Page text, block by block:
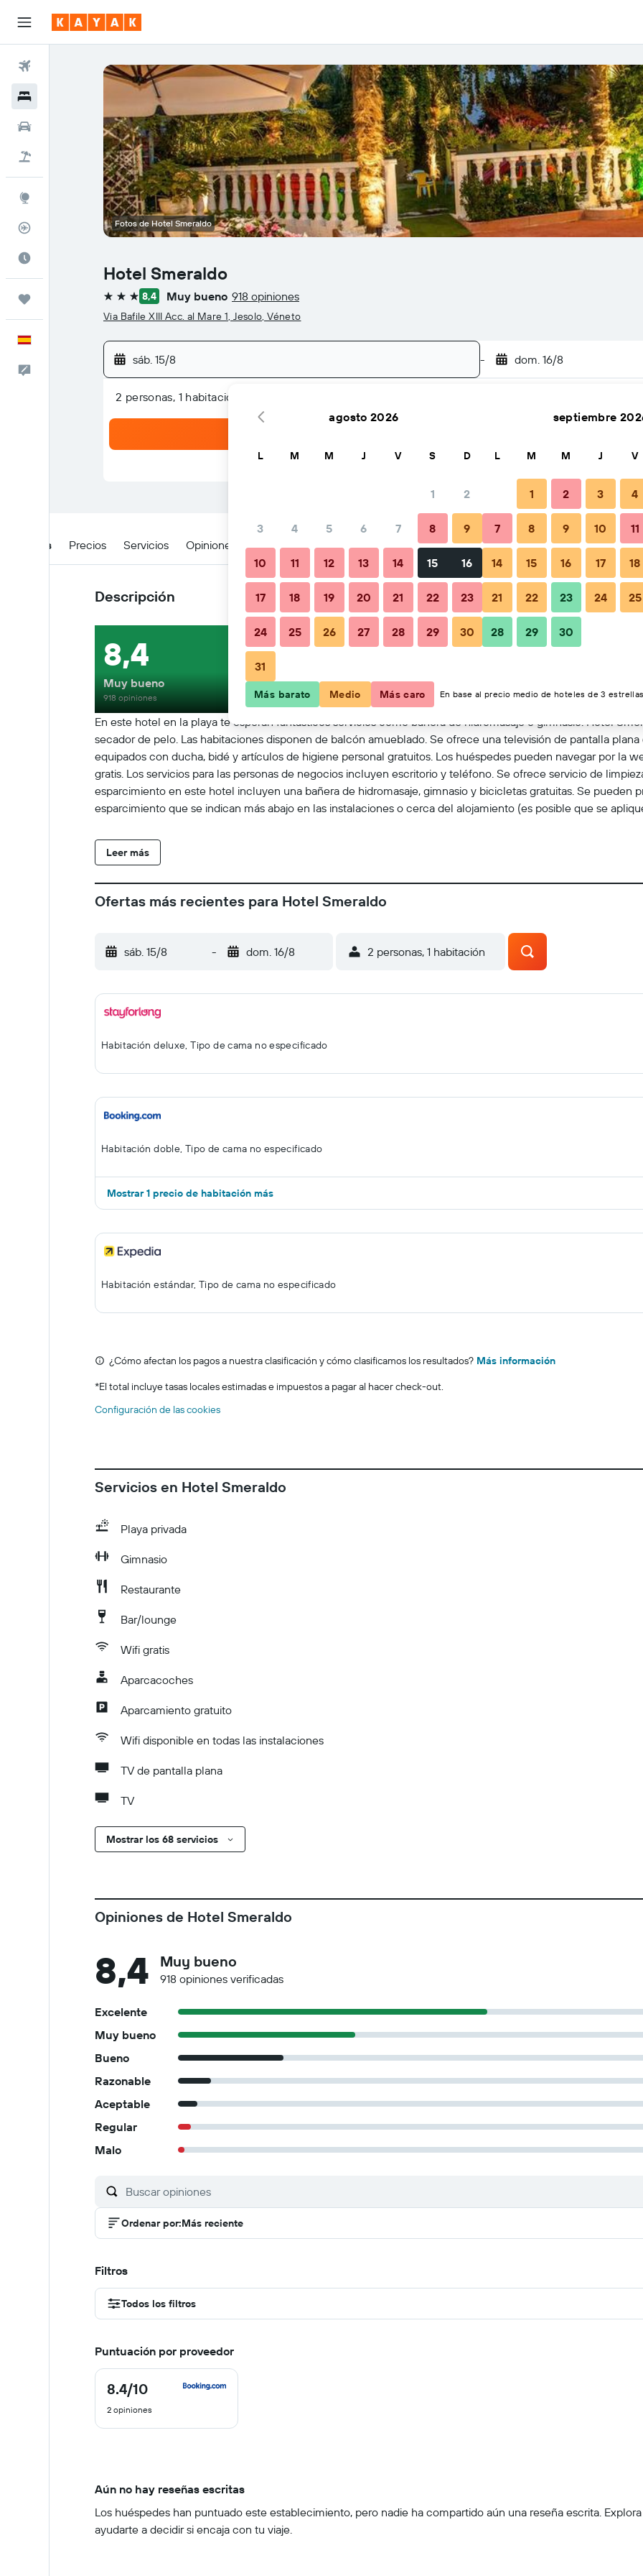
Hotel Smeraldo
3 estrellas
8,4 Muy bueno 918 opiniones
Via Bafile XIII Acc. al Mare 1, Jesolo, Véneto
sáb. 15/8 - dom. 16/8
2 personas, 1 habitación
Fotos de Hotel Smeraldo
Detalles Precios Servicios Opiniones Ubicación Consejos y preguntas frecuentes Alojamientos cercanos
Descripción
En este hotel en la playa te esperan fantásticos servicios como bañera de hidromasaje o gimnasio. Hotel
secador de pelo. Las habitaciones disponen de balcón amueblado. Se ofrece una televisión de pantalla
equipados con ducha, bidé y artículos de higiene personal gratuitos. Los huéspedes pueden navegar por la
gratis. Los servicios para las personas de negocios incluyen escritorio y teléfono. Se ofrece servicio de
esparcimiento en este hotel incluyen una bañera de hidromasaje, gimnasio y bicicletas gratuitas. Se pueden
esparcimiento que se indican más abajo en las instalaciones o cerca del alojamiento (es posible que se
Leer más
8,4
Muy bueno
918 opiniones
Ofertas más recientes para Hotel Smeraldo
sáb. 15/8 - dom. 16/8 2 personas, 1 habitación
Habitación deluxe, Tipo de cama no especificado
Habitación doble, Tipo de cama no especificado
Mostrar 1 precio de habitación más
Habitación estándar, Tipo de cama no especificado
¿Cómo afectan los pagos a nuestra clasificación y cómo clasificamos los resultados? Más información
*El total incluye tasas locales estimadas e impuestos a pagar al hacer check-out.
Configuración de las cookies
Servicios en Hotel Smeraldo
Playa privada
Gimnasio
Restaurante
Bar/lounge
Wifi gratis
Aparcacoches
Aparcamiento gratuito
Wifi disponible en todas las instalaciones
TV de pantalla plana
TV
Mostrar los 68 servicios
Opiniones de Hotel Smeraldo
8,4 Muy bueno
918 opiniones verificadas
Excelente
Muy bueno
Bueno
Razonable
Aceptable
Regular
Malo
Ordenar por:Más reciente
Filtros
Todos los filtros
Puntuación por proveedor
8.4/10
8.4
10
2 opiniones
Aún no hay reseñas escritas
Los huéspedes han puntuado este establecimiento, pero nadie ha compartido aún una reseña escrita.
ayudarte a decidir si encaja con tu viaje.
agosto 2026
L M M J V S D
1 2
3 4 5 6 7 8 9
10 11 12 13 14 15 16
17 18 19 20 21 22 23
24 25 26 27 28 29 30
31
septiembre
L M M J V
1 2 3 4
7 8 9 10 11
14 15 16 17 18
21 22 23 24 25
28 29 30
Más barato Medio Más caro En base al precio medio de hoteles de 3